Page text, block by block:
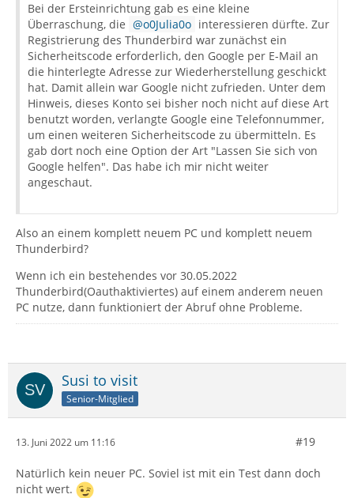
Bei der Ersteinrichtung gab es eine kleine
Überraschung, die
o0Julia0o interessieren dürfte. Zur
Registrierung des Thunderbird war zunächst ein
Sicherheitscode erforderlich, den Google per E-Mail an
die hinterlegte Adresse zur Wiederherstellung geschickt
hat. Damit allein war Google nicht zufrieden. Unter dem
Hinweis, dieses Konto sei bisher noch nicht auf diese Art
benutzt worden, verlangte Google eine Telefonnummer,
um einen weiteren Sicherheitscode zu übermitteln. Es
gab dort noch eine Option der Art "Lassen Sie sich von
Google helfen". Das habe ich mir nicht weiter
angeschaut.
Also an einem komplett neuem PC und komplett neuem
Thunderbird?
Wenn ich ein bestehendes vor 30.05.2022
Thunderbird(Oauthaktiviertes) auf einem anderem neuen
PC nutze, dann funktioniert der Abruf ohne Probleme.
Susi to visit
Senior-Mitglied
13. Juni 2022 um 11:16 #19
Natürlich kein neuer PC. Soviel ist mit ein Test dann doch
nicht wert.